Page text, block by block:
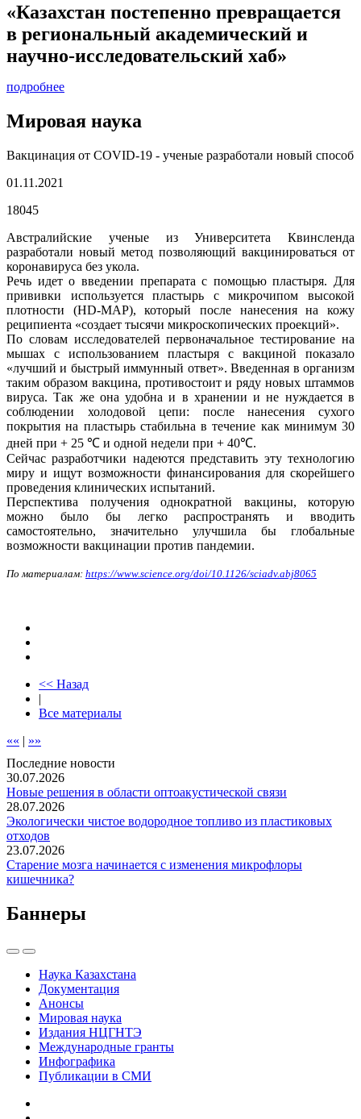
«Казахстан постепенно превращается
в региональный академический и
научно-исследовательский хаб»
подробнее
Мировая наука
Вакцинация от COVID-19 - ученые разработали новый способ
01.11.2021
18045
Австралийские ученые из Университета Квинсленда
разработали новый метод позволяющий вакцинироваться от
коронавируса без укола.
Речь идет о введении препарата с помощью пластыря. Для
прививки используется пластырь с микрочипом высокой
плотности (HD-MAP), который после нанесения на кожу
реципиента «создает тысячи микроскопических проекций».
По словам исследователей первоначальное тестирование на
мышах с использованием пластыря с вакциной показало
«лучший и быстрый иммунный ответ». Введенная в организм
таким образом вакцина, противостоит и ряду новых штаммов
вируса. Так же она удобна и в хранении и не нуждается в
соблюдении холодовой цепи: после нанесения сухого
покрытия на пластырь стабильна в течение как минимум 30
дней при + 25 ℃ и одной недели при + 40℃.
Сейчас разработчики надеются представить эту технологию
миру и ищут возможности финансирования для скорейшего
проведения клинических испытаний.
Перспектива получения однократной вакцины, которую
можно было бы легко распространять и вводить
самостоятельно, значительно улучшила бы глобальные
возможности вакцинации против пандемии.
По материалам: https://www.science.org/doi/10.1126/sciadv.abj8065
<< Назад
|
Все материалы
«« | »»
Последние новости
30.07.2026
Новые решения в области оптоакустической связи
28.07.2026
Экологически чистое водородное топливо из пластиковых
отходов
23.07.2026
Старение мозга начинается с изменения микрофлоры
кишечника?
Баннеры
Наука Казахстана
Документация
Анонсы
Мировая наука
Издания НЦГНТЭ
Международные гранты
Инфографика
Публикации в СМИ